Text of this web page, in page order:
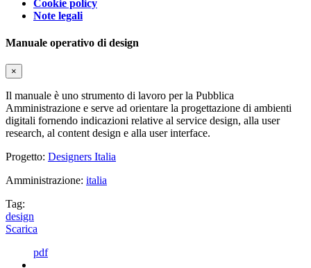
Cookie policy
Note legali
Manuale operativo di design
×
Il manuale è uno strumento di lavoro per la Pubblica
Amministrazione e serve ad orientare la progettazione di ambienti
digitali fornendo indicazioni relative al service design, alla user
research, al content design e alla user interface.
Progetto: Designers Italia
Amministrazione: italia
Tag:
design
Scarica
pdf